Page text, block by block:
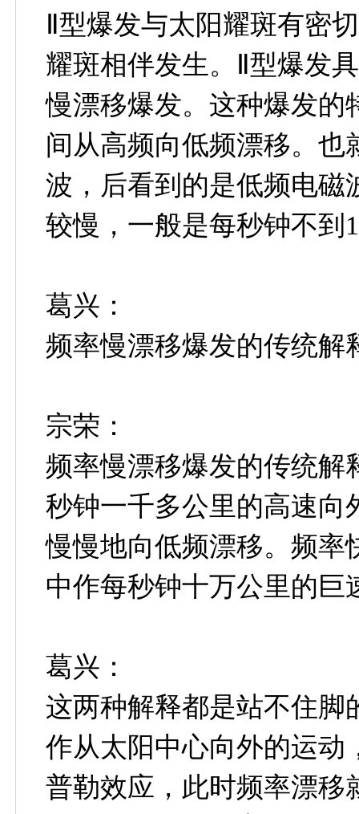
Ⅱ型爆发与太阳耀斑有密
耀斑相伴发生。Ⅱ型爆发
慢漂移爆发。这种爆发的
间从高频向低频漂移。也
波，后看到的是低频电磁
较慢，一般是每秒钟不到
葛兴：
频率慢漂移爆发的传统解
宗荣：
频率慢漂移爆发的传统解
秒钟一千多公里的高速向
慢慢地向低频漂移。频率
中作每秒钟十万公里的巨
葛兴：
这两种解释都是站不住脚
作从太阳中心向外的运动
普勒效应，此时频率漂移